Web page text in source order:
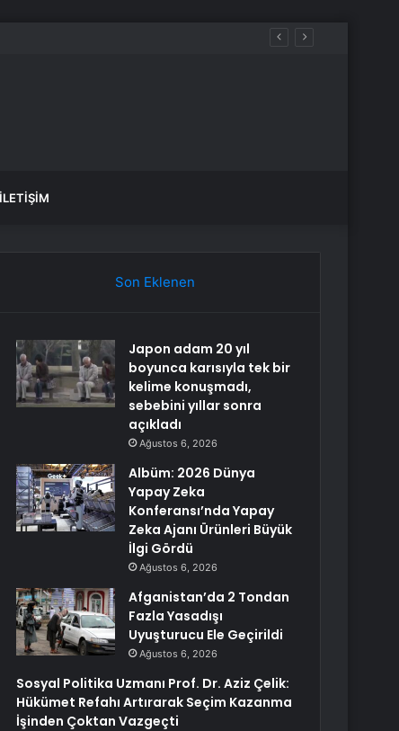
İlgi Gördü
İLETIŞIM
Son Eklenen
Japon adam 20 yıl
boyunca karısıyla tek bir
kelime konuşmadı,
sebebini yıllar sonra
açıkladı
Ağustos 6, 2026
Albüm: 2026 Dünya
Yapay Zeka
Konferansı’nda Yapay
Zeka Ajanı Ürünleri Büyük
İlgi Gördü
Ağustos 6, 2026
Afganistan’da 2 Tondan
Fazla Yasadışı
Uyuşturucu Ele Geçirildi
Ağustos 6, 2026
Sosyal Politika Uzmanı Prof. Dr. Aziz Çelik:
Hükümet Refahı Artırarak Seçim Kazanma
İşinden Çoktan Vazgeçti